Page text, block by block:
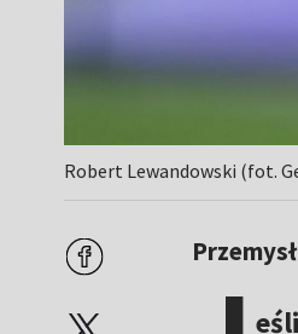
Robert Lewandowski (fot.